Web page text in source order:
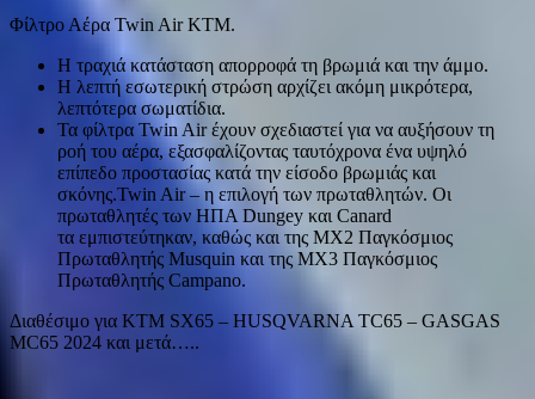
Φίλτρο Αέρα Twin Air KTM.
Η τραχιά κατάσταση απορροφά τη βρωμιά και την άμμο.
Η λεπτή εσωτερική στρώση αρχίζει ακόμη μικρότερα,
λεπτότερα σωματίδια.
Τα φίλτρα Twin Air έχουν σχεδιαστεί για να αυξήσουν τη
ροή του αέρα, εξασφαλίζοντας ταυτόχρονα ένα υψηλό
επίπεδο προστασίας κατά την είσοδο βρωμιάς και
σκόνης.Twin Air – η επιλογή των πρωταθλητών. Οι
πρωταθλητές των ΗΠΑ Dungey και Canard
τα εμπιστεύτηκαν, καθώς και της MX2 Παγκόσμιος
Πρωταθλητής Musquin και της MX3 Παγκόσμιος
Πρωταθλητής Campano.
Διαθέσιμο για KTM SX65 – HUSQVARNA TC65 – GASGAS
MC65 2024 και μετά…..